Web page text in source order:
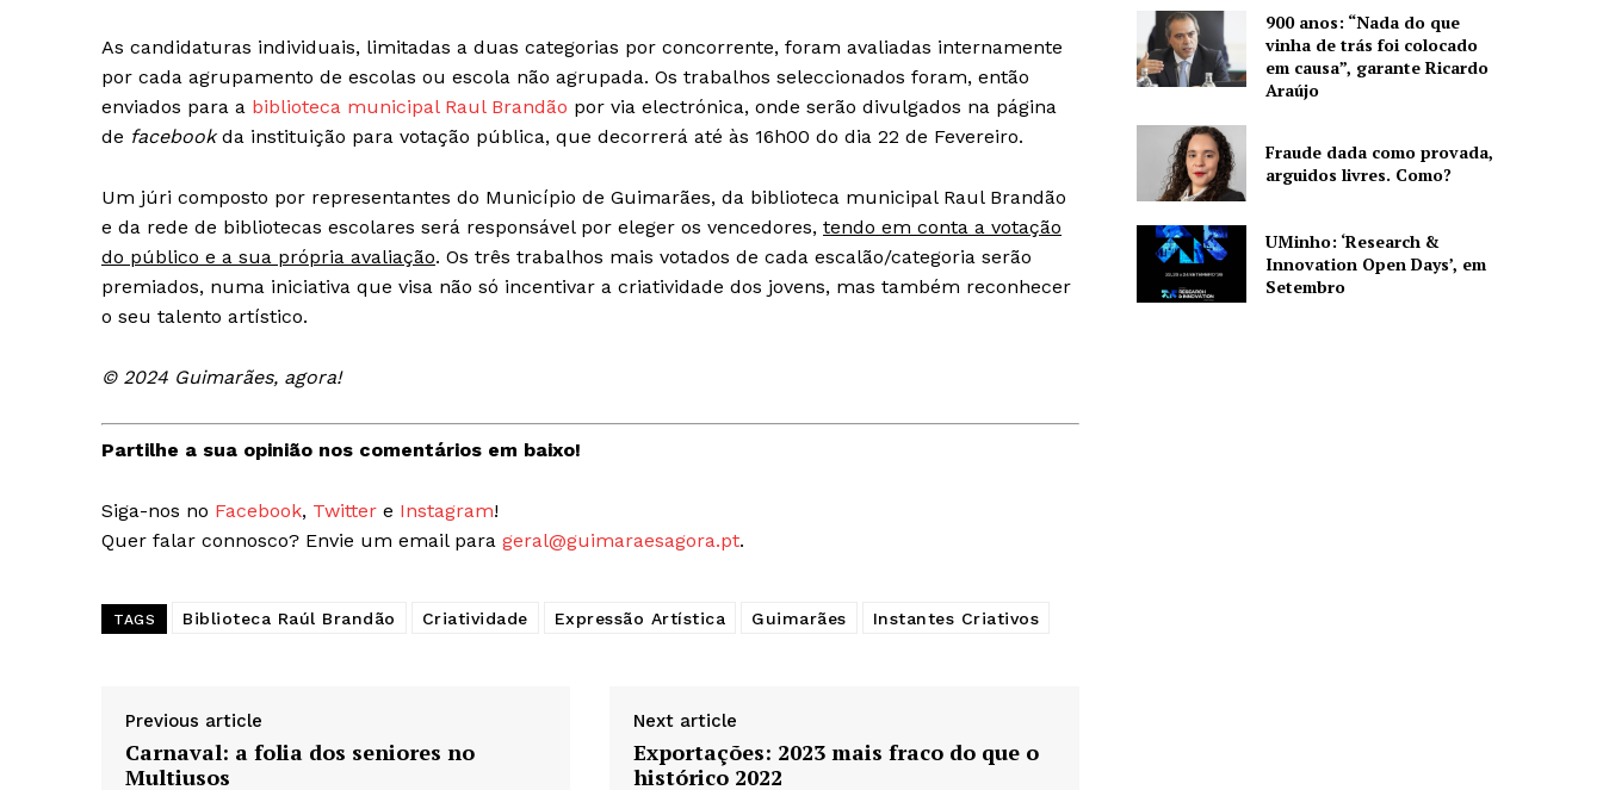
Guimarães, agora!
Artigos
Edição Digital
Europa
Publicidade
Quero ser Assinante
As candidaturas individuais, limitadas a duas categorias por concorrente, foram avaliadas internamente
por cada agrupamento de escolas ou escola não agrupada. Os trabalhos seleccionados foram, então
enviados para a biblioteca municipal Raul Brandão por via electrónica, onde serão divulgados na página
de facebookda instituição para votação pública, que decorrerá até às 16h00 do dia 22 de Fevereiro.
Um júri composto por representantes do Município de Guimarães, da biblioteca municipal Raul Brandão
e da rede de bibliotecas escolares será responsável por eleger os vencedores, tendo em conta a votação
do público e a sua própria avaliação. Os três trabalhos mais votados de cada escalão/categoria serão
premiados, numa iniciativa que visa não só incentivar a criatividade dos jovens, mas também reconhecer
o seu talento artístico.
© 2024 Guimarães, agora!
Partilhe a sua opinião nos comentários em baixo!
Siga-nos no Facebook, Twitter e Instagram!
Quer falar connosco? Envie um email para geral@guimaraesagora.pt.
TAGS Biblioteca Raúl Brandão Criatividade Expressão Artística Guimarães Instantes Criativos
Previous article
Carnaval: a folia dos seniores no
Multiusos
Next article
Exportações: 2023 mais fraco do que o
histórico 2022
900 anos: “Nada do que
vinha de trás foi colocado
em causa”, garante Ricardo
Araújo
Fraude dada como provada,
arguidos livres. Como?
UMinho: ‘Research &
Innovation Open Days’, em
Setembro